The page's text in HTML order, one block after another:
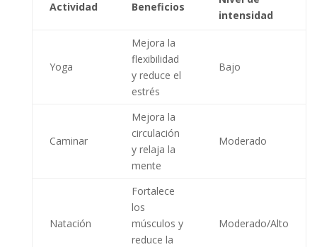
Actividad Beneficios
intensidad
Yoga
Mejora la
flexibilidad
y reduce el
estrés
Bajo
Caminar
Mejora la
circulación
y relaja la
mente
Moderado
Natación
Fortalece
los
músculos y
reduce la
Moderado/Alto